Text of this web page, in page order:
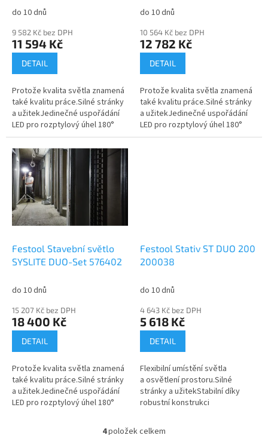
do 10 dnů
9 582 Kč bez DPH
11 594 Kč
DETAIL
Protože kvalita světla znamená
také kvalitu práce.Silné stránky
a užitekJedinečné uspořádání
LED pro rozptylový úhel 180°
a homogenní osvětleníDíky
velké svítivosti (8 000 lm)...
do 10 dnů
10 564 Kč bez DPH
12 782 Kč
DETAIL
Protože kvalita světla znamená
také kvalitu práce.Silné stránky
a užitekJedinečné uspořádání
LED pro rozptylový úhel 180°
a homogenní osvětleníDíky
Festool Stavební světlo
SYSLITE DUO-Set 576402
do 10 dnů
15 207 Kč bez DPH
18 400 Kč
DETAIL
Protože kvalita světla znamená
také kvalitu práce.Silné stránky
a užitekJedinečné uspořádání
LED pro rozptylový úhel 180°
velké svítivosti (8 000 lm)...
Festool Stativ ST DUO 200
200038
do 10 dnů
4 643 Kč bez DPH
5 618 Kč
DETAIL
Flexibilní umístění světla
a osvětlení prostoru.Silné
stránky a užitekStabilní díky
robustní konstrukci
postavení díky nohám, které
4položek celkem